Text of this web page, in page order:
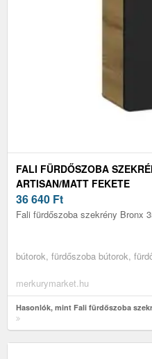
FALI FÜRDŐSZOBA
ARTISAN/MATT FEKETE
36 640 Ft
Fali fürdőszoba szekrény Bronx
bútorok, fürdőszoba bútorok,
merkurymarket.hu
Hasonlók, mint Fali fürdőszoba